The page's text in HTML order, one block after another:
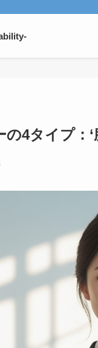
の4タイプ：